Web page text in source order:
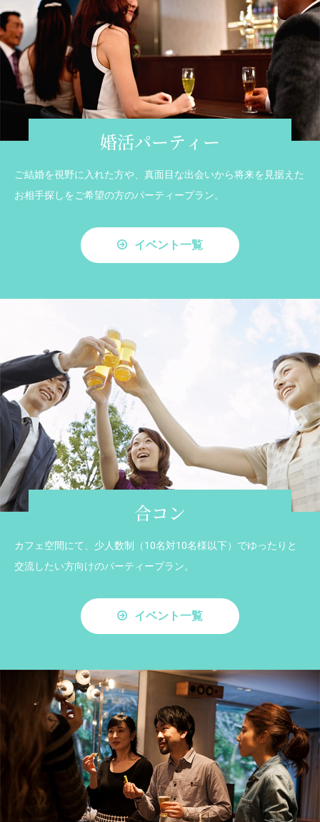
婚活パーティー
ご結婚を視野に入れた方や、真面目な出会いから将来を見据えた
お相手探しをご希望の方のパーティープラン。
イベント一覧
合コン
カフェ空間にて、少人数制（10名対10名様以下）でゆったりと
交流したい方向けのパーティープラン。
イベント一覧